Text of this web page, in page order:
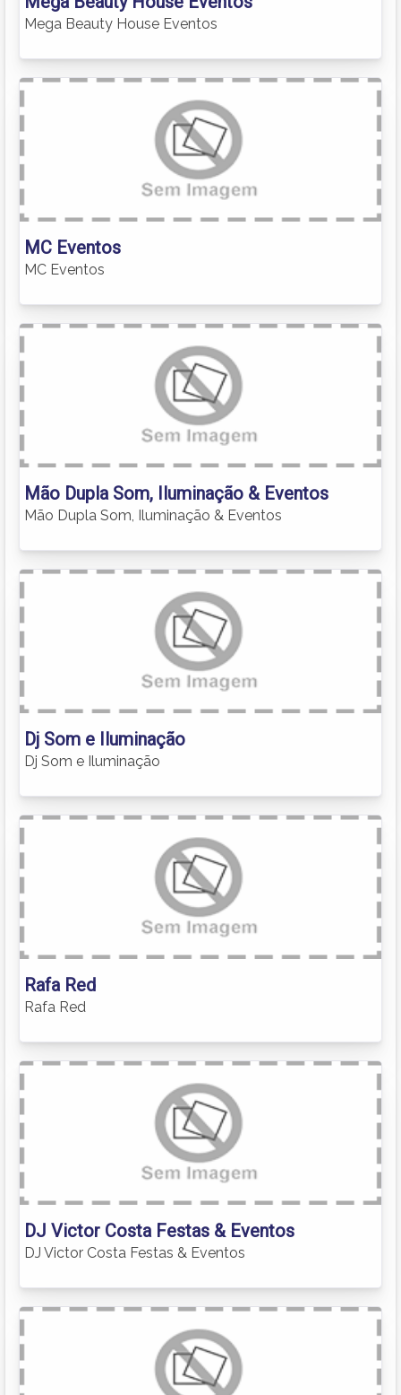
Mega Beauty House Eventos
MC Eventos
MC Eventos
Mão Dupla Som, Iluminação & Eventos
Mão Dupla Som, Iluminação & Eventos
Dj Som e Iluminação
Dj Som e Iluminação
Rafa Red
Rafa Red
DJ Victor Costa Festas & Eventos
DJ Victor Costa Festas & Eventos